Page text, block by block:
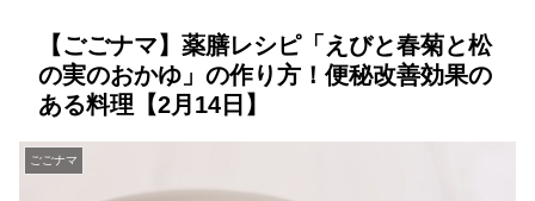
【ごごナマ】薬膳レシピ「えびと春菊と松
の実のおかゆ」の作り方！便秘改善効果の
ある料理【2月14日】
ごごナマ